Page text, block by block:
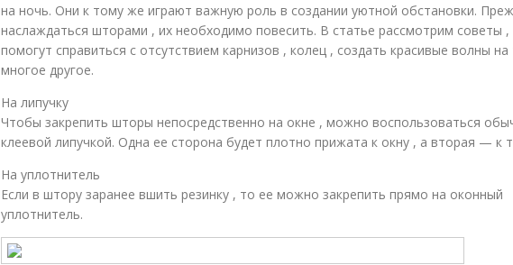
на ночь. Они к тому же играют важную роль в создании уютной обстановки.
наслаждаться шторами , их необходимо повесить. В статье рассмотрим советы
помогут справиться с отсутствием карнизов , колец , создать красивые волны на
многое другое.
На липучку
Чтобы закрепить шторы непосредственно на окне , можно воспользоваться
клеевой липучкой. Одна ее сторона будет плотно прижата к окну , а вторая — к
На уплотнитель
Если в штору заранее вшить резинку , то ее можно закрепить прямо на оконный
уплотнитель.